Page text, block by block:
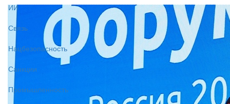
ИИ
Связь
Нацбезопасность
Санкции
Промышленность